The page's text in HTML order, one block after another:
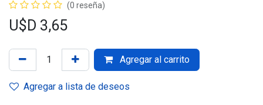
(0 reseña)
U$D 3,65
Agregar al carrito
Agregar a lista de deseos